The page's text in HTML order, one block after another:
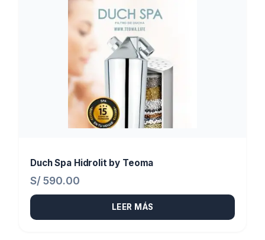
Duch Spa Hidrolit by Teoma
S/590.00
LEER MÁS